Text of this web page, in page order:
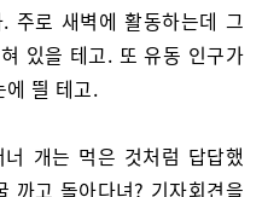
주로 새벽에 활동하는데 그
있을 테고. 또 유동 인구가
에 띌 테고.
개는 먹은 것처럼 답답했
까고 돌아다녀? 기자회견을